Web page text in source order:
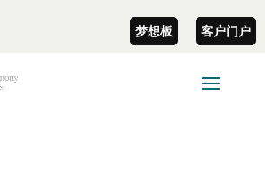
梦想板 客户门户